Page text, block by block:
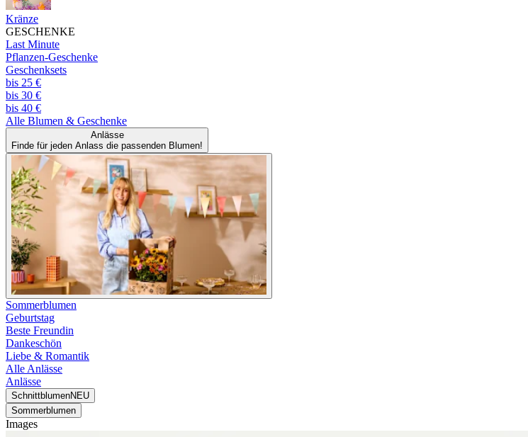
Kränze
GESCHENKE
Last Minute
Pflanzen-Geschenke
Geschenksets
bis 25 €
bis 30 €
bis 40 €
Alle Blumen & Geschenke
Anlässe
Finde für jeden Anlass die passenden Blumen!
Sommerblumen
Geburtstag
Beste Freundin
Dankeschön
Liebe & Romantik
Alle Anlässe
Anlässe
SchnittblumenNEU
Sommerblumen
Images